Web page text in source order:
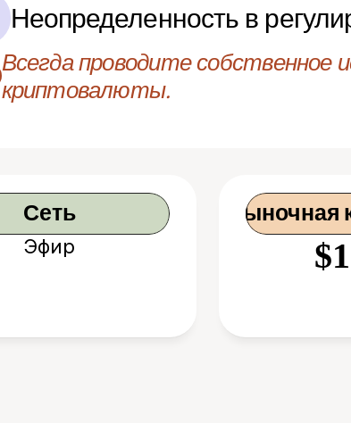
Неопределенность в
Всегда проводите собственное
криптовалюты.
Сеть
Эфир
Рыночная